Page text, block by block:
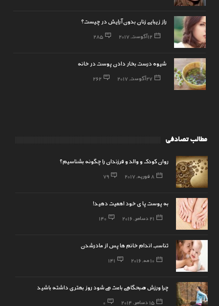
راز زیبایی زنان بدون آرایش در چیست؟
12 آگوست, 2017 285
شیوه درست بخار دادن پوست در خانه
27 آگوست, 2017 262
مطالب تصادفی
روان کودک و والد و فرزندان را چگونه بشناسیم؟
8 فوریه, 2017 79
به پوست پا ی خود اهمیت دهید!
21 دسامبر, 2016 140
تناسب اندام خانم ها پس از مادرشدن
10 مه, 2016 141
چرا ورزش صبحگاهی باعث می‌شود روز بهتری داشته باشید
15 دسامبر, 2014 0